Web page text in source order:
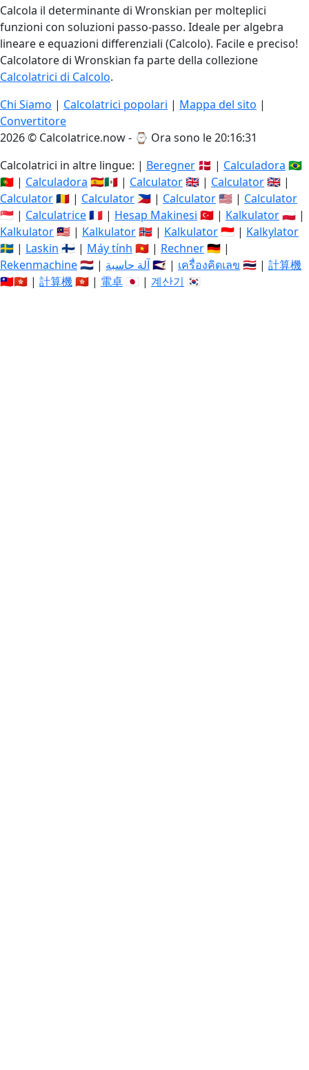
Calcola il determinante di Wronskian per molteplici
funzioni con soluzioni passo-passo. Ideale per algebra
lineare e equazioni differenziali (Calcolo). Facile e preciso!
Calcolatore di Wronskian fa parte della collezione
Calcolatrici di Calcolo.
Chi Siamo | Calcolatrici popolari | Mappa del sito |
Convertitore
2026 © Calcolatrice.now - ⌚ Ora sono le 20:16:32
Calcolatrici in altre lingue: | Beregner 🇩🇰 | Calculadora 🇧🇷
🇵🇹 | Calculadora 🇪🇸🇲🇽 | Calculator🇬🇧 | Calculator🇬🇧 |
Calculator🇷🇴 | Calculator 🇵🇭 | Calculator🇺🇸 | Calculator
🇸🇬 | Calculatrice🇫🇷 | Hesap Makinesi 🇹🇷 | Kalkulator🇵🇱 |
Kalkulator🇲🇾 | Kalkulator🇳🇴 | Kalkulator🇮🇩 | Kalkylator
🇸🇪 | Laskin 🇫🇮 | Máy tính 🇻🇳 | Rechner🇩🇪 |
Rekenmachine🇳🇱 | آلة حاسبة🇸🇦 | เครื่องคิดเลข 🇹🇭 | 計算機
🇹🇼🇭🇰 | 計算機🇭🇰 | 電卓 🇯🇵 | 계산기 🇰🇷